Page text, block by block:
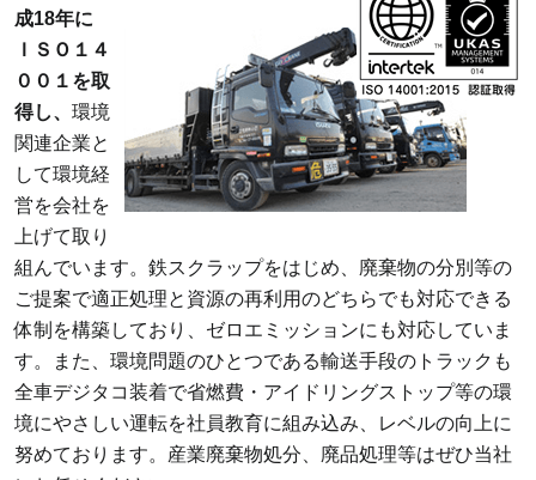
成18年に
ＩＳＯ１４
００１を取
得し、 環境
関連企業と
して環境経
営を会社を
上げて取り
組んでいます。鉄スクラップをはじめ、廃棄物の分別等の
ご提案で適正処理と資源の再利用のどちらでも対応できる
体制を構築しており、ゼロエミッションにも対応していま
す。また、環境問題のひとつである輸送手段のトラックも
全車デジタコ装着で省燃費・アイドリングストップ等の環
境にやさしい運転を社員教育に組み込み、レベルの向上に
努めております。産業廃棄物処分、廃品処理等はぜひ当社